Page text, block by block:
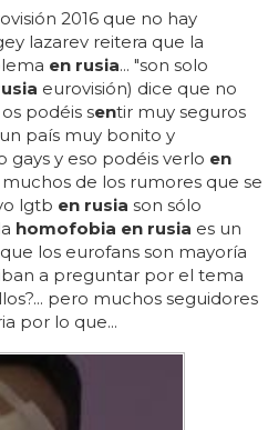
2016 que no hay
lazarev reitera que la
en rusia... "son solo
eurovisión) dice que no
os podéis sentir muy seguros
país muy bonito y
gays y eso podéis verlo en
de los rumores que se
lgtb en rusia son sólo
homofobia en rusia es un
los eurofans son mayoría
a preguntar por el tema
pero muchos seguidores
por lo que...